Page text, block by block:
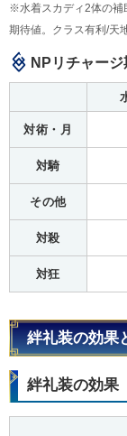
※水着スカディ2体の補
期待値。クラス有利/天
NPリチャー
対術・月
対騎
その他
対殺
対狂
絆礼装の効果
絆礼装の効果